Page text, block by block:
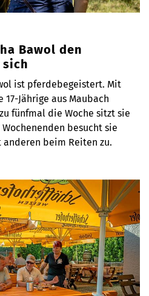
Bawol den
ist pferdebegeistert. Mit
Jährige aus Maubach
fünfmal die Woche sitzt sie
besucht sie
anderen beim Reiten zu.